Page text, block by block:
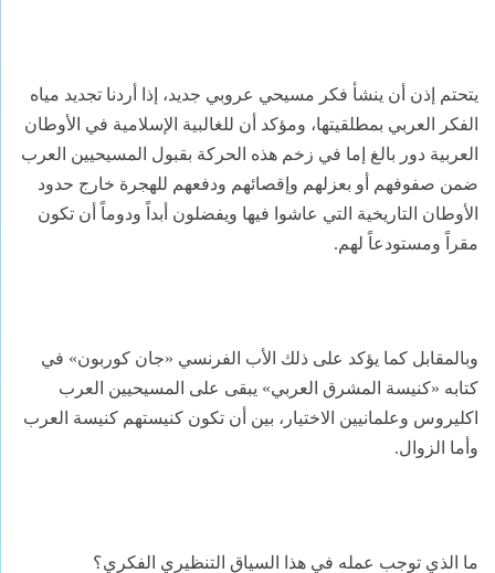
يتحتم إذن أن ينشأ فكر مسيحي عروبي جديد، إذا أردنا تجديد مياه
الفكر العربي بمطلقيتها، ومؤكد أن للغالبية الإسلامية في الأوطان
العربية دور بالغ إما في زخم هذه الحركة بقبول المسيحيين العرب
ضمن صفوفهم أو بعزلهم وإقصائهم ودفعهم للهجرة خارج حدود
الأوطان التاريخية التي عاشوا فيها ويفضلون أبداً ودوماً أن تكون
مقراً ومستودعاً لهم.
وبالمقابل كما يؤكد على ذلك الأب الفرنسي «جان كوربون» في
كتابه «كنيسة المشرق العربي» يبقى على المسيحيين العرب
اكليروس وعلمانيين الاختيار، بين أن تكون كنيستهم كنيسة العرب
وأما الزوال.
ما الذي توجب عمله في هذا السياق التنظيري الفكري؟